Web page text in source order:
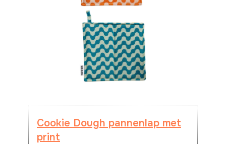
Cookie Dough pannenlap met
print